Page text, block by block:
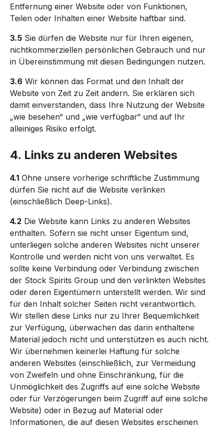
Entfernung einer Website oder von Funktionen,
Teilen oder Inhalten einer Website haftbar sind.
3.5 Sie dürfen die Website nur für Ihren eigenen,
nichtkommerziellen persönlichen Gebrauch und nur
in Übereinstimmung mit diesen Bedingungen nutzen.
3.6 Wir können das Format und den Inhalt der
Website von Zeit zu Zeit ändern. Sie erklären sich
damit einverstanden, dass Ihre Nutzung der Website
„wie besehen“ und „wie verfügbar“ und auf Ihr
alleiniges Risiko erfolgt.
4. Links zu anderen Websites
4.1 Ohne unsere vorherige schriftliche Zustimmung
dürfen Sie nicht auf die Website verlinken
(einschließlich Deep-Links).
4.2 Die Website kann Links zu anderen Websites
enthalten. Sofern sie nicht unser Eigentum sind,
unterliegen solche anderen Websites nicht unserer
Kontrolle und werden nicht von uns verwaltet. Es
sollte keine Verbindung oder Verbindung zwischen
der Stock Spirits Group und den verlinkten Websites
oder deren Eigentümern unterstellt werden. Wir sind
für den Inhalt solcher Seiten nicht verantwortlich.
Wir stellen diese Links nur zu Ihrer Bequemlichkeit
zur Verfügung, überwachen das darin enthaltene
Material jedoch nicht und unterstützen es auch nicht.
Wir übernehmen keinerlei Haftung für solche
anderen Websites (einschließlich, zur Vermeidung
von Zweifeln und ohne Einschränkung, für die
Unmöglichkeit des Zugriffs auf eine solche Website
oder für Verzögerungen beim Zugriff auf eine solche
Website) oder in Bezug auf Material oder
Informationen, die auf diesen Websites erscheinen